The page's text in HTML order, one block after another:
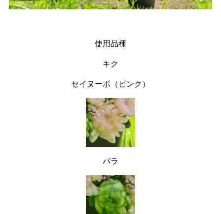
使用品種
キク
セイヌーボ（ピンク）
バラ